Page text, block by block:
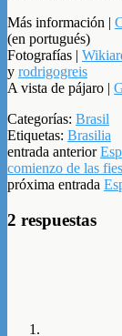
Más información |
(en portugués)
Fotografías |
y rodrigogreis
A vista de pájaro |
Categorías: Brasil
Etiquetas: Brasilia
entrada anterior
comienzo de las
próxima entrada
2 respuestas